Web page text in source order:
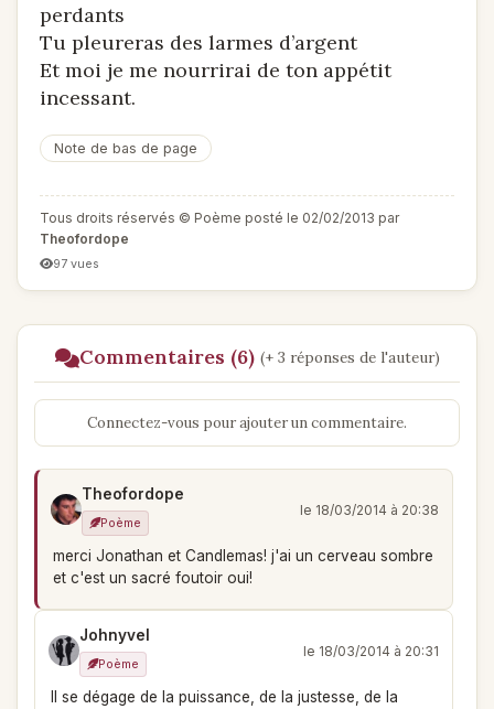
perdants
Tu pleureras des larmes d’argent
Et moi je me nourrirai de ton appétit
incessant.
Note de bas de page
Tous droits réservés © Poème posté le 02/02/2013 par
Theofordope
97 vues
Commentaires (6) (+ 3 réponses de l'auteur)
Connectez-vous pour ajouter un commentaire.
Theofordope
Poème
le 18/03/2014 à 20:38
merci Jonathan et Candlemas! j'ai un cerveau sombre
et c'est un sacré foutoir oui!
Johnyvel
Poème
le 18/03/2014 à 20:31
Il se dégage de la puissance, de la justesse, de la